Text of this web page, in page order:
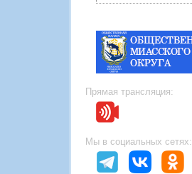
Прямая трансляция:
Мы в социальных сетях: